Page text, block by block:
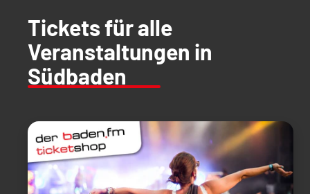
Tickets für alle
Veranstaltungen in
Südbaden